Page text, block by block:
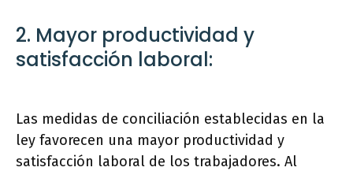
2. Mayor productividad y
satisfacción laboral:
Las medidas de conciliación establecidas en la
ley favorecen una mayor productividad y
satisfacción laboral de los trabajadores. Al